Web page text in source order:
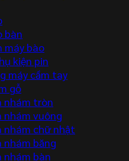
bàn
máy bào
kiện pin
máy cầm tay
gỗ
nhám tròn
nhám vuông
nhám chữ nhật
nhám băng
nhám bàn